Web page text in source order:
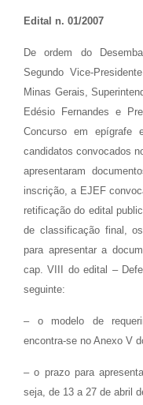
Edital n. 01/2007
De ordem do
Segundo Vice-
Minas Gerais,
Edésio Fernandes e
Concurso em
candidatos convocados
apresentaram
inscrição, a EJEF
retificação do edital
de classificação final,
para apresentar a
cap. VIII do edital –
seguinte:
– o modelo de
encontra-se no Anexo V
– o prazo para
seja, de 13 a 27 de abril